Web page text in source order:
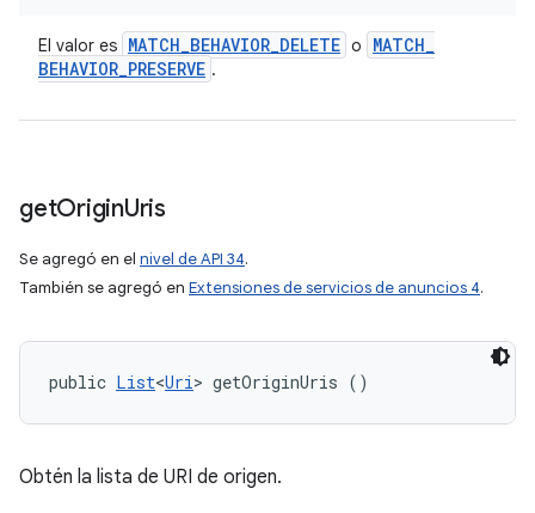
El valor es MATCH_BEHAVIOR_DELETE o MATCH_
BEHAVIOR_PRESERVE .
getOriginUris
Se agregó en el nivel de API 34.
También se agregó en Extensiones de servicios de anuncios 4.
public List<Uri> getOriginUris ()
Obtén la lista de URI de origen.